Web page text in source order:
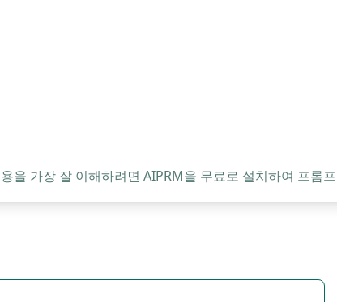
을 가장 잘 이해하려면 AIPRM을 무료로 설치하여 프롬